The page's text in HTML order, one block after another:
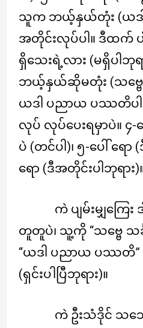
သူက ဘယ့်နှယ်တုံး (ယဒါ
အတိုင်းလုပ်ပါ။ ဒီထက် ပ
ရှိသေးရဲ့လား (မရှိပါဘုရာ
ဘယ့်နှယ်ဆိုမတုံး (သဗ္ဗေ သ
ယဒါ ပညာယ ပဿတိပါ)၊
လုပ် လုပ်ပေးရမှာပဲ။ ၄
ပဲ (တင်ပါ)၊ ၅-ပေါ် ရော
ရော (ဒီအတိုင်းပါဘုရား)
ကဲ ပျမ်းမျှကြေ
တူတူပဲ၊ သူ့ကို “သဗ္ဗေ သင်္
“ယဒါ ပညာယ ပဿတိ”
(ရှင်းပါပြီဘုရား)။
ကဲ ဦးသံဒိုင် သဘေ